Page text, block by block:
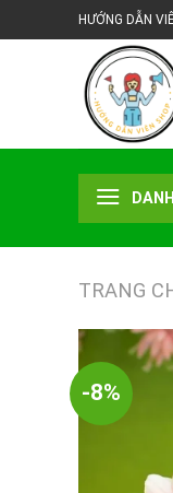
đến
HƯỚNG DẪN
TRANG
-8%